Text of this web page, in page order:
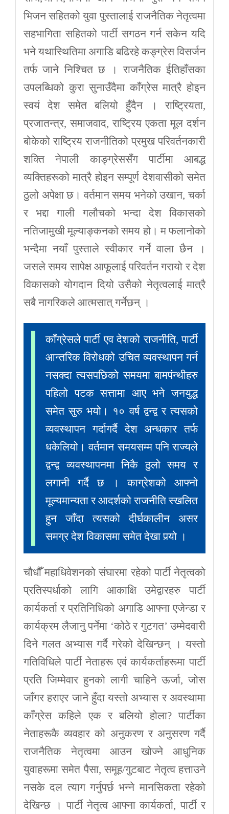
भिजन सहितको युवा पुस्तालाई राजनैतिक नेतृत्वमा
सहभागिता सहितको पार्टी सगठन गर्न सकेन यदि
भने यथास्थितिमा अगाडि बढिरहे कङ्ग्रेस विसर्जन
तर्फ जाने निश्चित छ । राजनैतिक ईतिहाँसका
उपलब्धिको कुरा सुनाउँदैमा काँग्रेस मात्रै होइन
स्वयं देश समेत बलियो हुँदैन । राष्ट्रियता,
प्रजातन्त्र, समाजवाद, राष्ट्रिय एकता मूल दर्शन
बोकेको राष्ट्रिय राजनीतिको प्रमुख परिवर्तनकारी
शक्ति नेपाली काङ्ग्रेससँग पार्टीमा आबद्ध
व्यक्तिहरूको मात्रै होइन सम्पूर्ण देशवासीको समेत
ठुलो अपेक्षा छ। वर्तमान समय भनेको उखान, चर्का
र भद्दा गाली गलौचको भन्दा देश विकासको
नतिजामुखी मूल्याङ्कनको समय हो। म फलानोको
भन्दैमा नयाँ पुस्ताले स्वीकार गर्ने वाला छैन ।
जसले समय सापेक्ष आफूलाई परिवर्तन गरायो र देश
विकासको योगदान दियो उसैको नेतृत्वलाई मात्रै
सबै नागरिकले आत्मसात् गर्नेछन् ।
काँग्रेसले पार्टी एव देशको राजनीति, पार्टी
आन्तरिक विरोधको उचित व्यवस्थापन गर्न
नसक्दा त्यसपछिको समयमा बामपंन्थीहरु
पहिलो पटक सत्तामा आए भने जनयुद्ध
समेत सुरु भयो। १० वर्ष द्वन्द्व र त्यसको
व्यवस्थापन गर्दागर्दै देश अन्धकार तर्फ
धकेलियो। वर्तमान समयसम्म पनि राज्यले
द्वन्द्व व्यवस्थापनमा निकै ठुलो समय र
लगानी गर्दै छ । काग्रेशको आफ्नो
मूल्यमान्यता र आदर्शको राजनीति स्खलित
हुन जाँदा त्यसको दीर्घकालीन असर
समग्र देश विकासमा समेत देखा पर्‍यो ।
चौधौँ महाधिवेशनको संघारमा रहेको पार्टी नेतृत्वको
प्रतिस्पर्धाको लागि आकाक्षि उमेद्वारहरु पार्टी
कार्यकर्ता र प्रतिनिधिको अगाडि आफ्ना एजेन्डा र
कार्यक्रम लैजानु पर्नेमा ‘कोठे र गुटगत’ उम्मेदवारी
दिने गलत अभ्यास गर्दै गरेको देखिन्छन् । यस्तो
गतिविधिले पार्टी नेताहरू एवं कार्यकर्ताहरूमा पार्टी
प्रति जिम्मेवार हुनको लागी चाहिने ऊर्जा, जोस
जाँगर हराएर जाने हुँदा यस्तो अभ्यास र अवस्थामा
काँग्रेस कहिले एक र बलियो होला? पार्टीका
नेताहरूकै व्यवहार को अनुकरण र अनुसरण गर्दै
राजनैतिक नेतृत्वमा आउन खोज्ने आधुनिक
युवाहरूमा समेत पैसा, समूह/गुटबाट नेतृत्व हत्ताउने
नसके दल त्याग गर्नुपर्छ भन्ने मानसिकता रहेको
देखिन्छ । पार्टी नेतृत्व आफ्ना कार्यकर्ता, पार्टी र